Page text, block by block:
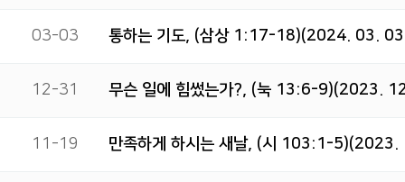
03-03 통하는 기도, (삼상 1:17-18)(2024. 03.
12-31 무슨 일에 힘썼는가?, (눅 13:6-9)(2023.
11-19 만족하게 하시는 새날, (시 103:1-